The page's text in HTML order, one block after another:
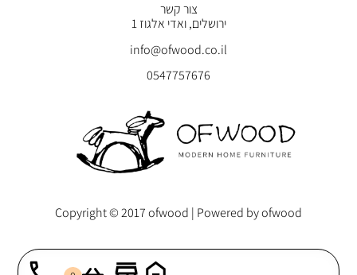
צור קשר
ירושלים, ואדי אלגוז 1
info@ofwood.co.il
0547757676
Copyright © 2017 ofwood | Powered by ofwood